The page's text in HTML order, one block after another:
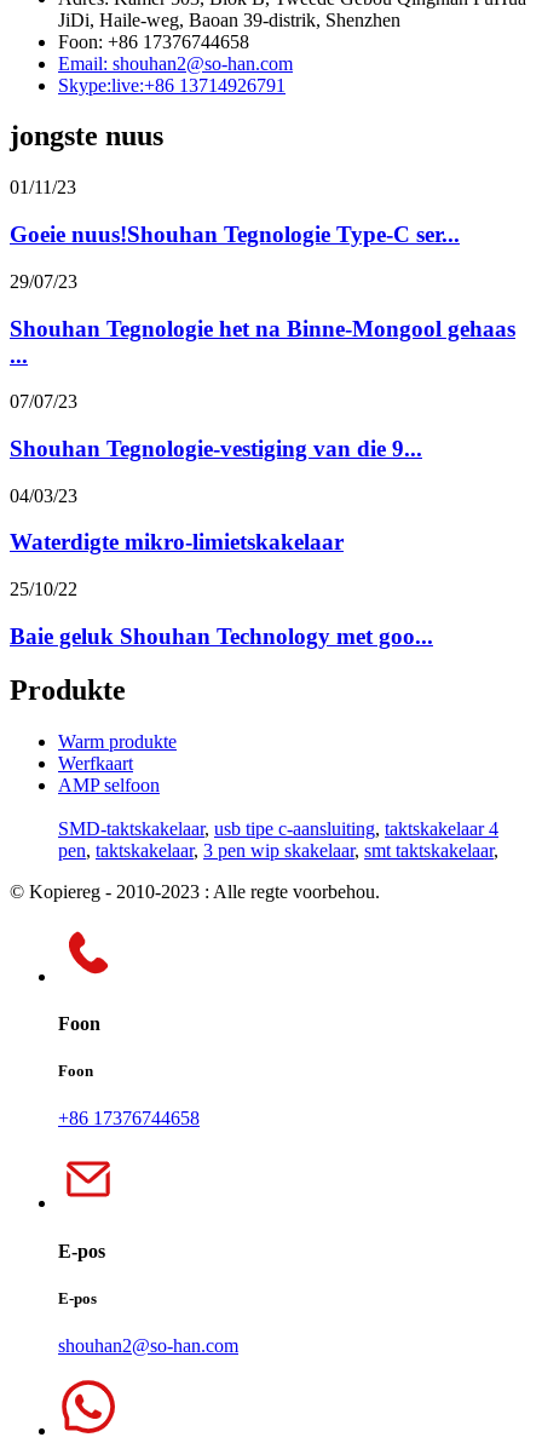
JiDi, Haile-weg, Baoan 39-distrik, Shenzhen
Foon: +86 17376744658
Email: shouhan2@so-han.com
Skype:live:+86 13714926791
jongste nuus
01/11/23
Goeie nuus!Shouhan Tegnologie Type-C ser...
29/07/23
Shouhan Tegnologie het na Binne-Mongool gehaas
...
07/07/23
Shouhan Tegnologie-vestiging van die 9...
04/03/23
Waterdigte mikro-limietskakelaar
25/10/22
Baie geluk Shouhan Technology met goo...
Produkte
Warm produkte
Werfkaart
AMP selfoon
SMD-taktskakelaar, usb tipe c-aansluiting, taktskakelaar 4
pen, taktskakelaar, 3 pen wip skakelaar, smt taktskakelaar,
© Kopiereg - 2010-2023 : Alle regte voorbehou.
Foon
Foon
+86 17376744658
E-pos
E-pos
shouhan2@so-han.com